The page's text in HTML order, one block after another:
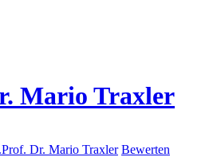
Mario Traxler
Dr. Mario Traxler Bewerten